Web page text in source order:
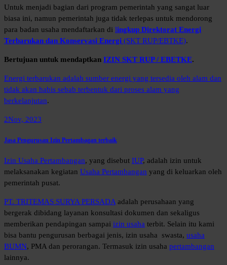
Untuk menjadi bagian dari program pemerintah yang sangat luar
biasa ini, namun pemerintah juga tidak terlepas untuk mendorong
para badan usaha mendaftarkan di lingkup Direktorat Energi
Terbarukan dan Konservasi Energi (SKT RUP/EBTKE).
Bertujuan untuk mendaptkan IZIN SKT RUP / EBETKE.
Energi terbarukan adalah sumber energi yang tersedia oleh alam dan
tidak akan habis sebab terbentuk dari proses alam yang
berkelanjutan.
2Nov, 2023
Jasa Pengurusan Izin Pertambagan terbaik
Izin Usaha Pertambangan, yang disebut IUP, adalah izin untuk
melaksanakan kegiatan Usaha Pertambangan yang di keluarkan oleh
pemerintah pusat.
PT. TRITEMAS SURYA PERSADAadalah perusahaan yang
bergerak dibidang layanan konsultasi dokumen dan sekaligus
memberikan pendapingan sampai izin usaha terbit. Selain itu kami
bisa bantu pengurusan berbagai jenis, izin usaha swasta, usaha
BUMN, PMA dan perorangan. Termasuk izin usaha pertambangan
lainnya.